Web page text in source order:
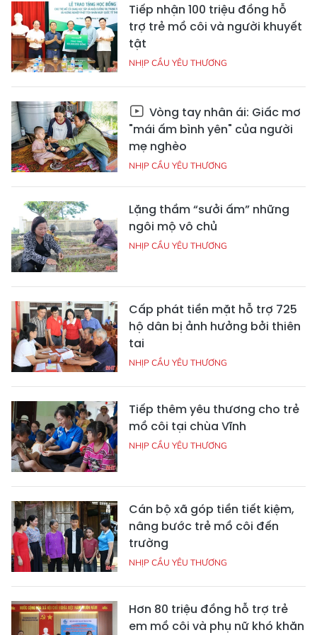
Tiếp nhận 100 triệu đồng hỗ
trợ trẻ mồ côi và người khuyết
tật
NHỊP CẦU YÊU THƯƠNG
Vòng tay nhân ái: Giấc mơ
"mái ấm bình yên" của người
mẹ nghèo
NHỊP CẦU YÊU THƯƠNG
Lặng thầm “sưởi ấm” những
ngôi mộ vô chủ
NHỊP CẦU YÊU THƯƠNG
Cấp phát tiền mặt hỗ trợ 725
hộ dân bị ảnh hưởng bởi thiên
tai
NHỊP CẦU YÊU THƯƠNG
Tiếp thêm yêu thương cho trẻ
mồ côi tại chùa Vĩnh
NHỊP CẦU YÊU THƯƠNG
Cán bộ xã góp tiền tiết kiệm,
nâng bước trẻ mồ côi đến
trường
NHỊP CẦU YÊU THƯƠNG
Hơn 80 triệu đồng hỗ trợ trẻ
em mồ côi và phụ nữ khó khăn